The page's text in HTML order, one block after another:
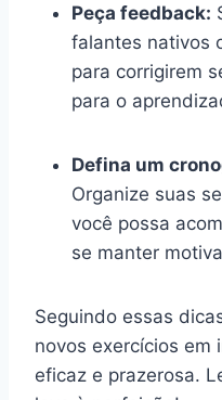
Peça feedback:
falantes nativos
para corrigirem
para o
Defina um
Organize suas
você possa
se manter
Seguindo essas
novos exercícios em
eficaz e prazerosa.